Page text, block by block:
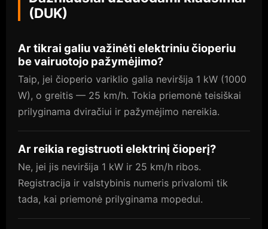
(DUK)
Ar tikrai galiu važinėti elektriniu čioperiu
be vairuotojo pažymėjimo?
Taip, jei čioperio variklio galia neviršija 1 kW (1000
W), o greitis — 25 km/h. Tokia priemonė teisiškai
prilyginama dviračiui ir pažymėjimo nereikia.
Ar reikia registruoti elektrinį čioperį?
Ne, jei jis neviršija 1 kW ir 25 km/h ribos.
Registracija ir valstybinis numeris privalomi tik
tada, kai priemonė prilyginama mopedui.